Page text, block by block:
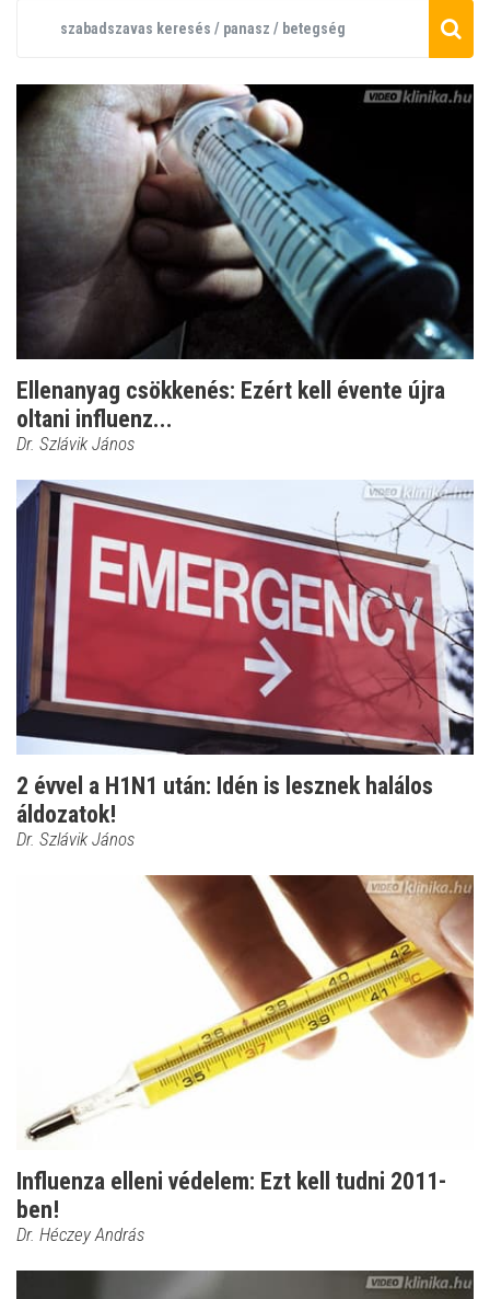
Ellenanyag csökkenés: Ezért kell évente újra
oltani influenz...
Dr. Szlávik János
2 évvel a H1N1 után: Idén is lesznek halálos
áldozatok!
Dr. Szlávik János
Influenza elleni védelem: Ezt kell tudni 2011-
ben!
Dr. Héczey András